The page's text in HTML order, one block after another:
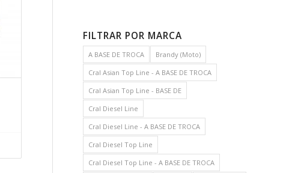
FILTRAR POR MARCA
A BASE DE TROCA
Brandy (Moto)
Cral Asian Top Line - A BASE DE TROCA
Cral Asian Top Line - BASE DE
Cral Diesel Line
Cral Diesel Line - A BASE DE TROCA
Cral Diesel Top Line
Cral Diesel Top Line - A BASE DE TROCA